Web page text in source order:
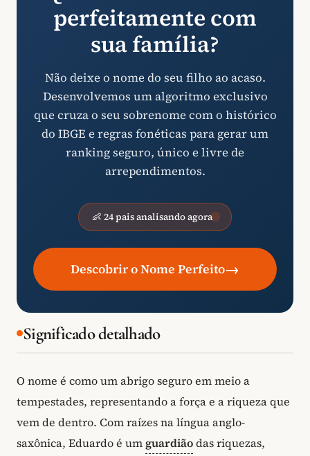
perfeitamente com
sua família?
Não deixe o nome do seu filho ao acaso.
Desenvolvemos um algoritmo exclusivo
que cruza o seu sobrenome com o histórico
do IBGE e regras fonéticas para gerar um
ranking seguro, único e livre de
arrependimentos.
👶 24 pais analisando agora
Descobrir o Nome Perfeito→
Significado detalhado
O nome é como um abrigo seguro em meio a
tempestades, representando a força e a riqueza que
vem de dentro. Com raízes na língua anglo-
saxônica, Eduardo é umguardiãodas riquezas,